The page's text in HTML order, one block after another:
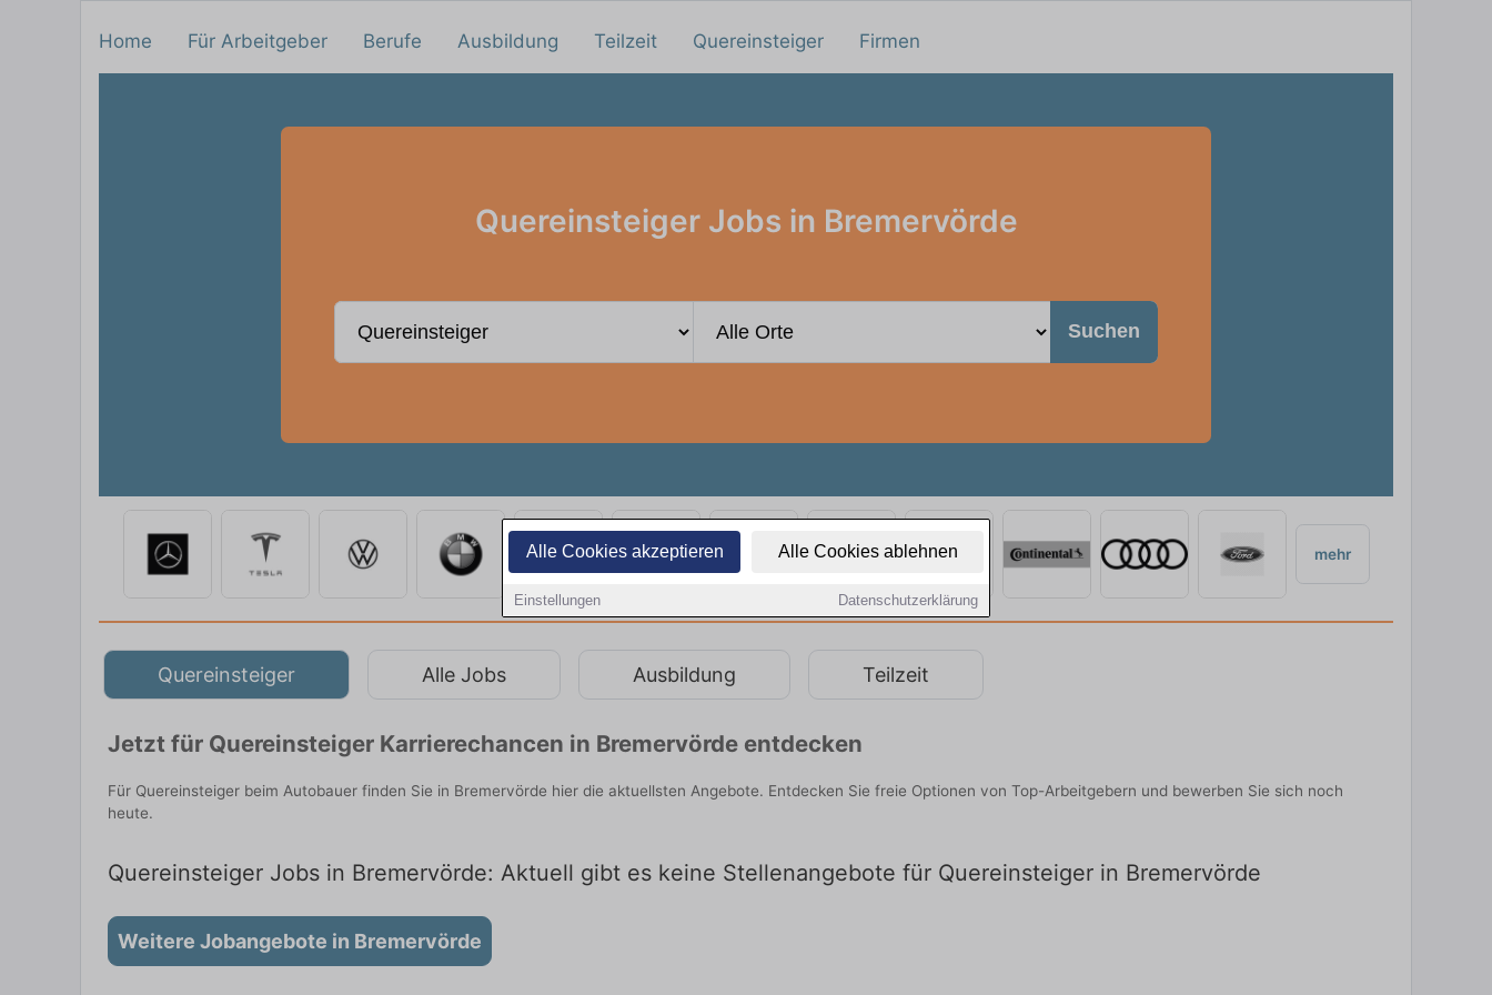
Alle Cookies akzeptieren Alle Cookies ablehnen
Einstellungen Datenschutzerklärung
Home Für Arbeitgeber Berufe Ausbildung Teilzeit Quereinsteiger Firmen
Quereinsteiger Jobs in Bremervörde
Suchen
mehr
Quereinsteiger Alle Jobs Ausbildung Teilzeit
Jetzt für Quereinsteiger Karrierechancen in Bremervörde entdecken
Für Quereinsteiger beim Autobauer finden Sie in Bremervörde hier die aktuellsten Angebote. Entdecken Sie freie Optionen von Top-Arbeitgebern und bewerben Sie sich noch
heute.
Quereinsteiger Jobs in Bremervörde: Aktuell gibt es keine Stellenangebote für Quereinsteiger in Bremervörde
Weitere Jobangebote in Bremervörde